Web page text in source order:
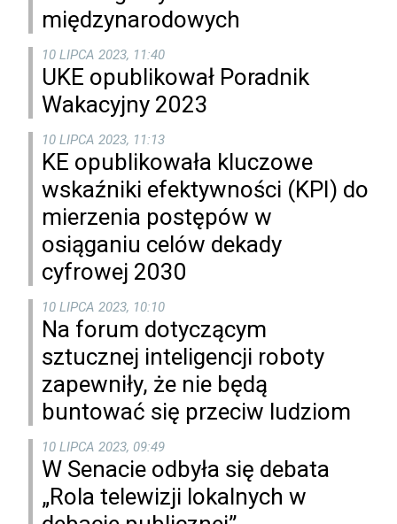
międzynarodowych
10 LIPCA 2023, 11:40
UKE opublikował Poradnik
Wakacyjny 2023
10 LIPCA 2023, 11:13
KE opublikowała kluczowe
wskaźniki efektywności (KPI) do
mierzenia postępów w
osiąganiu celów dekady
cyfrowej 2030
10 LIPCA 2023, 10:10
Na forum dotyczącym
sztucznej inteligencji roboty
zapewniły, że nie będą
buntować się przeciw ludziom
10 LIPCA 2023, 09:49
W Senacie odbyła się debata
„Rola telewizji lokalnych w